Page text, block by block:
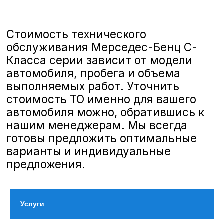
Услуги
Особенности ТО Mercedes-Benz S-
Класса
Mercedes-Benz
автомобиль всегда оставался в
отличном состоянии и обеспечивал
безопасность и комфорт на дороге.